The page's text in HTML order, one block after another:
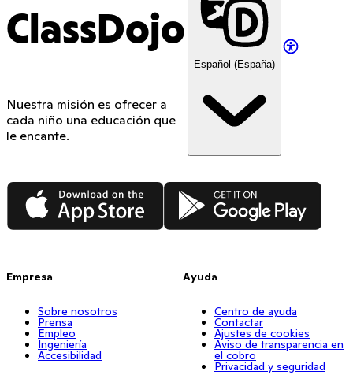
ClassDojo
Nuestra misión es ofrecer a
cada niño una educación que
le encante.
Español (España)
App Store Google Play
Empresa
Sobre nosotros
Prensa
Empleo
Ingeniería
Accesibilidad
Ayuda
Centro de ayuda
Contactar
Ajustes de cookies
Aviso de transparencia en
el cobro
Privacidad y seguridad